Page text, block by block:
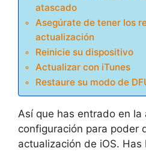
atascado
Asegúrate de tener los
actualización
Reinicie su dispositivo
Actualizar con iTunes
Restaure su modo de
Así que has entrado en la
configuración para poder
actualización de iOS. Has